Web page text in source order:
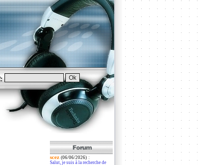
scez (06/06/2026):
Salut, je suis à la recherche de